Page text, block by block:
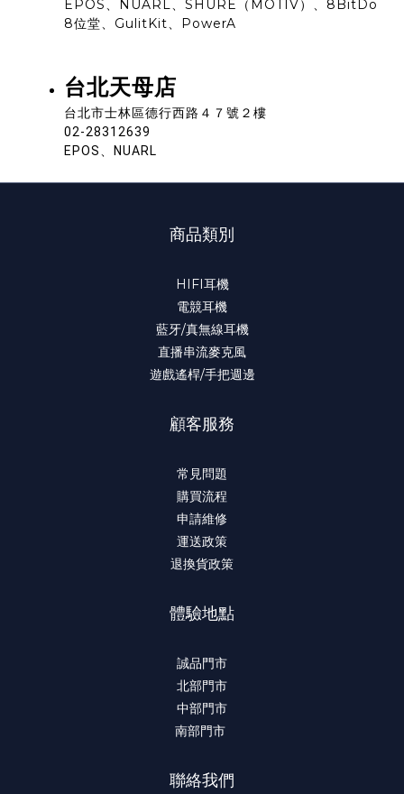
EPOS、NUARL、SHURE（MOTIV）、8BitDo
8位堂、GulitKit、PowerA
台北天母店
台北市士林區德行西路４７號２樓
02-28312639
EPOS、NUARL
商品類別
HIFI耳機
電競耳機
藍牙/真無線耳機
直播串流麥克風
遊戲遙桿/手把週邊
顧客服務
常見問題
購買流程
申請維修
運送政策
退換貨政策
體驗地點
誠品門市
北部門市
中部門市
南部門市
聯絡我們